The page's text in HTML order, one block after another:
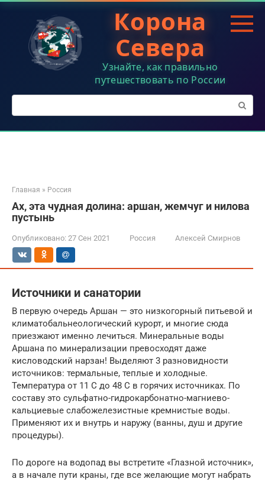
Перейти
контенту
Корона
Севера
Узнайте, как правильно
путешествовать по России
Поиск:
Главная » Россия
Ах, эта чудная долина: аршан, жемчуг и нилова
пустынь
Опубликовано: 27 Сен 2021 Россия Алексей Смирнов
Источники и санатории
В первую очередь Аршан — это низкогорный питьевой и
климатобальнеологический курорт, и многие сюда
приезжают именно лечиться. Минеральные воды
Аршана по минерализации превосходят даже
кисловодский нарзан! Выделяют 3 разновидности
источников: термальные, теплые и холодные.
Температура от 11 С до 48 С в горячих источниках. По
составу это сульфатно-гидрокарбонатно-магниево-
кальциевые слабожелезистные кремнистые воды.
Применяют их и внутрь и наружу (ванны, душ и другие
процедуры).
По дороге на водопад вы встретите «Глазной источник»,
а в начале пути краны, где все желающие могут набрать